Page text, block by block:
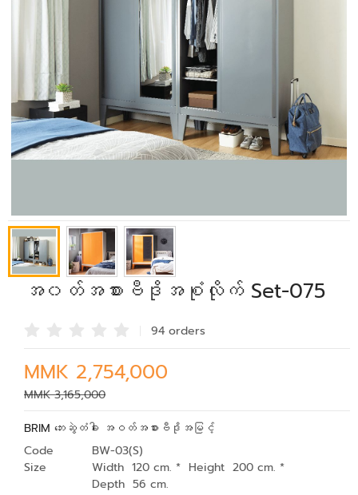
အ၀တ်အစားဗီဒိုအစုံလိုက် Set-075
94 orders
MMK 2,754,000
MMK 3,165,000
BRIM ဘေးဆွဲတံခါး အဝတ်အစားဗီဒိုအမြင့်
Code
BW-03(S)
Size
Width 120 cm. * Height 200 cm. *
Depth 56 cm.